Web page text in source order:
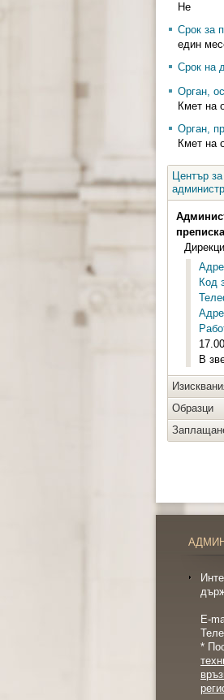
Не
Срок за
един
Срок на
Орган,
Кмет на
Орган,
Кмет на
Център
Код
В
Образци
E-
*